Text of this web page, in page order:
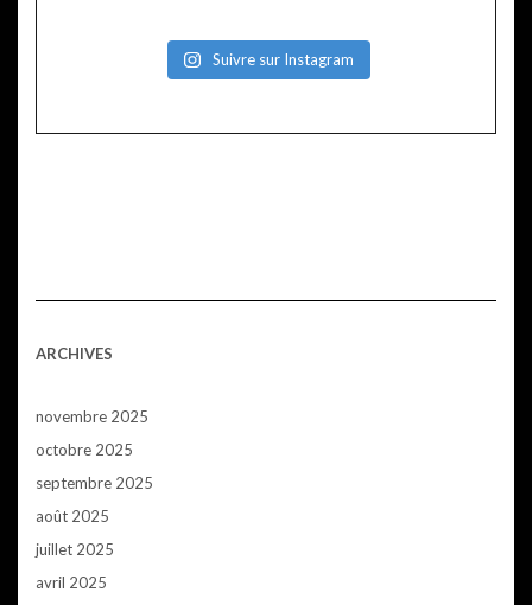
Suivre sur Instagram
ARCHIVES
novembre 2025
octobre 2025
septembre 2025
août 2025
juillet 2025
avril 2025